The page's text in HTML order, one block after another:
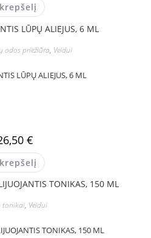
odos priežiūra, Veidui
LŪPŲ ALIEJUS, 6 ML
€
tonikai, Veidui
TONIKAS, 150 ML